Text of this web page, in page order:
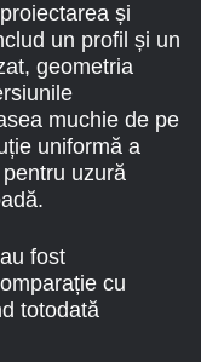
și
un profil și un
geometria
muchie de pe
uniformă a
uzură
fost
cu
totodată